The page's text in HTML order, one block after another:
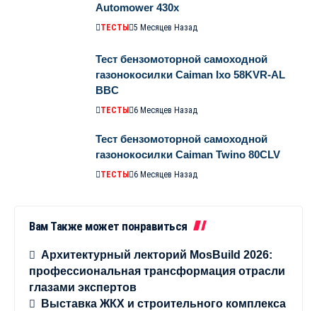
Automower 430х
ТЕСТЫ 5 Месяцев Назад
Тест бензомоторной самоходной
газонокосилки Caiman Ixo 58KVR-AL
BBC
ТЕСТЫ 6 Месяцев Назад
Тест бензомоторной самоходной
газонокосилки Caiman Twino 80CLV
ТЕСТЫ 6 Месяцев Назад
Вам Также может понравиться
Архитектурный лекторий MosBuild 2026:
профессиональная трансформация отрасли
глазами экспертов
Выставка ЖКХ и строительного комплекса